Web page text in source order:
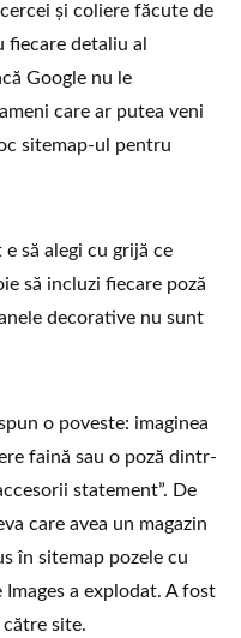
și coliere făcute de
fiecare detaliu al
Google nu le
care ar putea veni
sitemap-ul pentru
să alegi cu grijă ce
să incluzi fiecare poză
decorative nu sunt
o poveste: imaginea
faină sau o poză dintr-
statement”. De
care avea un magazin
în sitemap pozele cu
a explodat. A fost
către site.